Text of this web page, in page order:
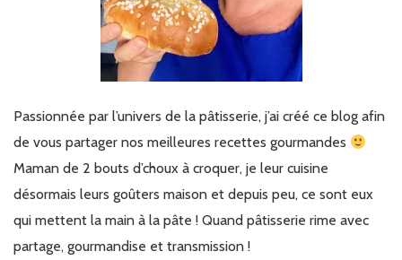
Passionnée par l’univers de la pâtisserie, j’ai créé ce blog afin
de vous partager nos meilleures recettes gourmandes
Maman de 2 bouts d’choux à croquer, je leur cuisine
désormais leurs goûters maison et depuis peu, ce sont eux
qui mettent la main à la pâte ! Quand pâtisserie rime avec
partage, gourmandise et transmission !